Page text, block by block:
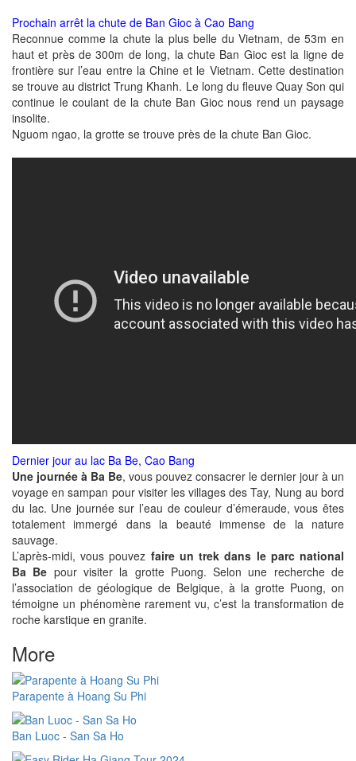
Prochain arrêt la chute de Ban Gioc à Cao Bang
Reconnue comme la chute la plus belle du Vietnam, de 53m en
haut et près de 300m de long, la chute Ban Gioc est la ligne de
frontière sur l’eau entre la Chine et le Vietnam. Cette destination
se trouve au district Trung Khanh. Le long du fleuve Quay Son qui
continue le coulant de la chute Ban Gioc nous rend un paysage
insolite.
Nguom ngao, la grotte se trouve près de la chute Ban Gioc.
Dernier jour au lac Ba Be, Cao Bang
Une journée à Ba Be, vous pouvez consacrer le dernier jour à un
voyage en sampan pour visiter les villages des Tay, Nung au bord
du lac. Une journée sur l’eau de couleur d’émeraude, vous êtes
totalement immergé dans la beauté immense de la nature
sauvage.
L’après-midi, vous pouvez faire un trek dans le parc national
Ba Be pour visiter la grotte Puong. Selon une recherche de
l’association de géologique de Belgique, à la grotte Puong, on
témoigne un phénomène rarement vu, c’est la transformation de
roche karstique en granite.
More
Parapente à Hoang Su Phi
Ban Luoc - San Sa Ho